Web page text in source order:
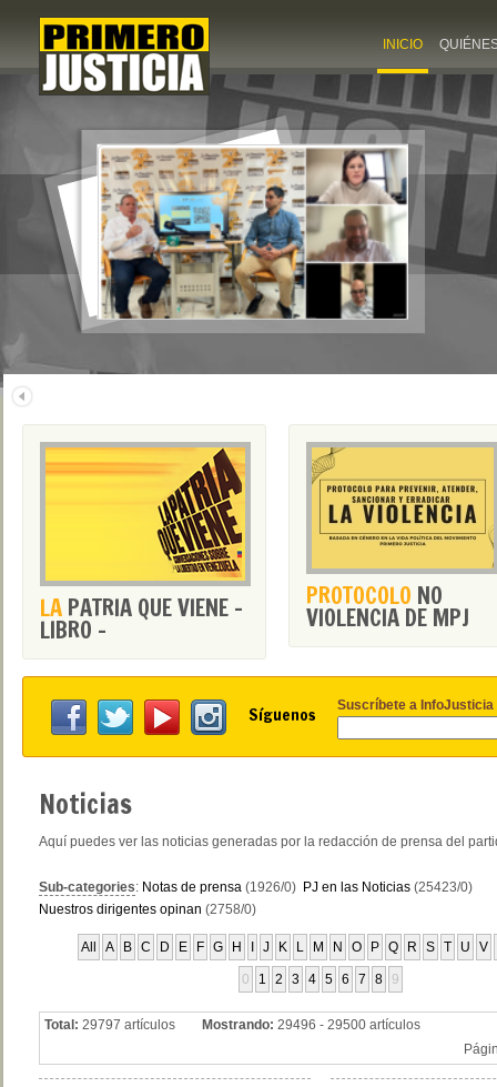
INICIO
LA PATRIA QUE VIENE -
LIBRO -
PROTOCOLO NO
VIOLENCIA DE MPJ
Síguenos Suscríbete a InfoJusticia
Noticias
Aquí puedes ver las noticias generadas por la redacción de prensa del
Sub-categories: Notas de prensa (1926/0) PJ en las Noticias (25423/0)
Nuestros dirigentes opinan (2758/0)
All A B C D E F G H J K L M N O P Q R S T U V
0 1 2 3 4 5 6 7 8 9
Total: 29797 artículos Mostrando: 29496 - 29500 artículos